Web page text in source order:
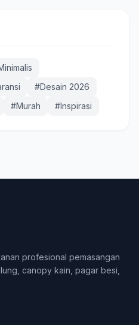
#Desain 2026
#Murah #Inspirasi
profesional pemasangan
canopy kain, pagar besi,